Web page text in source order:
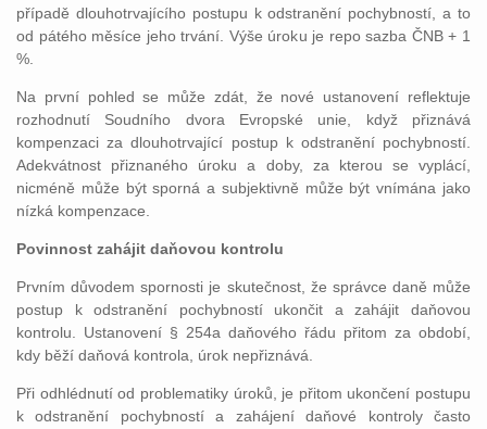
případě dlouhotrvajícího postupu k odstranění pochybností, a to
od pátého měsíce jeho trvání. Výše úroku je repo sazba ČNB + 1
%.
Na první pohled se může zdát, že nové ustanovení reflektuje
rozhodnutí Soudního dvora Evropské unie, když přiznává
kompenzaci za dlouhotrvající postup k odstranění pochybností.
Adekvátnost přiznaného úroku a doby, za kterou se vyplácí,
nicméně může být sporná a subjektivně může být vnímána jako
nízká kompenzace.
Povinnost zahájit daňovou kontrolu
Prvním důvodem spornosti je skutečnost, že správce daně může
postup k odstranění pochybností ukončit a zahájit daňovou
kontrolu. Ustanovení § 254a daňového řádu přitom za období,
kdy běží daňová kontrola, úrok nepřiznává.
Při odhlédnutí od problematiky úroků, je přitom ukončení postupu
k odstranění pochybností a zahájení daňové kontroly často